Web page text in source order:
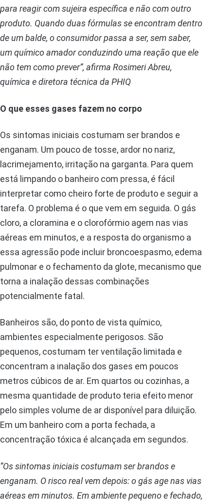
para reagir com sujeira específica e não com outro
produto. Quando duas fórmulas se encontram dentro
de um balde, o consumidor passa a ser, sem saber,
um químico amador conduzindo uma reação que ele
não tem como prever”, afirma Rosimeri Abreu,
química e diretora técnica da PHIQ
O que esses gases fazem no corpo
Os sintomas iniciais costumam ser brandos e
enganam. Um pouco de tosse, ardor no nariz,
lacrimejamento, irritação na garganta. Para quem
está limpando o banheiro com pressa, é fácil
interpretar como cheiro forte de produto e seguir a
tarefa. O problema é o que vem em seguida. O gás
cloro, a cloramina e o clorofórmio agem nas vias
aéreas em minutos, e a resposta do organismo a
essa agressão pode incluir broncoespasmo, edema
pulmonar e o fechamento da glote, mecanismo que
torna a inalação dessas combinações
potencialmente fatal.
Banheiros são, do ponto de vista químico,
ambientes especialmente perigosos. São
pequenos, costumam ter ventilação limitada e
concentram a inalação dos gases em poucos
metros cúbicos de ar. Em quartos ou cozinhas, a
mesma quantidade de produto teria efeito menor
pelo simples volume de ar disponível para diluição.
Em um banheiro com a porta fechada, a
concentração tóxica é alcançada em segundos.
“Os sintomas iniciais costumam ser brandos e
enganam. O risco real vem depois: o gás age nas vias
aéreas em minutos. Em ambiente pequeno e fechado,